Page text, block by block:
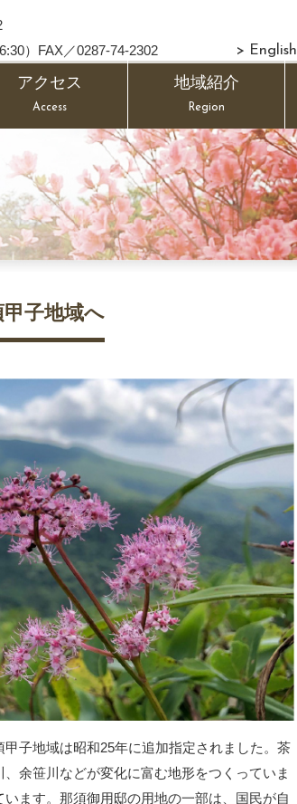
）FAX／0287-74-2302
> English
アクセス
Access
地域紹介
Region
子地域へ
子地域は昭和25年に追加指定されました。茶
余笹川などが変化に富む地形をつくっていま
ます。那須御用邸の用地の一部は、国民が自